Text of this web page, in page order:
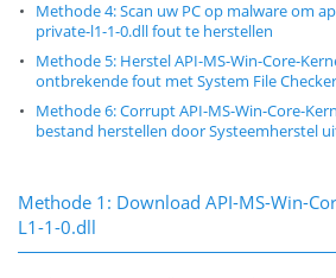
Methode 4: Scan uw PC op malware om
private-l1-1-0.dll fout te herstellen
Methode 5: Herstel API-MS-Win-Core-
ontbrekende fout met System File Checker
Methode 6: Corrupt API-MS-Win-Core-
bestand herstellen door Systeemherstel
Methode 1: Download API-MS-Win-
L1-1-0.dll